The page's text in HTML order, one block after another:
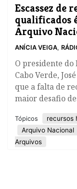
Escassez de
qualificados
Arquivo
ANÍCIA VEIGA,
O presidente
Cabo Verde,
que a falta de
maior desafio
Tópicos recursos
Arquivo Nacional
Arquivos